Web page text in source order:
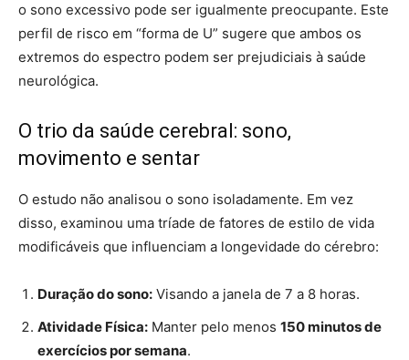
o sono excessivo pode ser igualmente preocupante. Este
perfil de risco em “forma de U” sugere que ambos os
extremos do espectro podem ser prejudiciais à saúde
neurológica.
O trio da saúde cerebral: sono,
movimento e sentar
O estudo não analisou o sono isoladamente. Em vez
disso, examinou uma tríade de fatores de estilo de vida
modificáveis que influenciam a longevidade do cérebro:
Duração do sono: Visando a janela de 7 a 8 horas.
Atividade Física: Manter pelo menos 150 minutos de
exercícios por semana.